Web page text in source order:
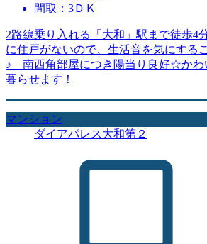
間取：3ＤＫ
2路線乗り入れる「大和」駅まで徒歩
に住戸がないので、生活音を気にする
♪ 南西角部屋につき陽当り良好☆かわ
暮らせます！
マンション
ダイアパレス大和第２